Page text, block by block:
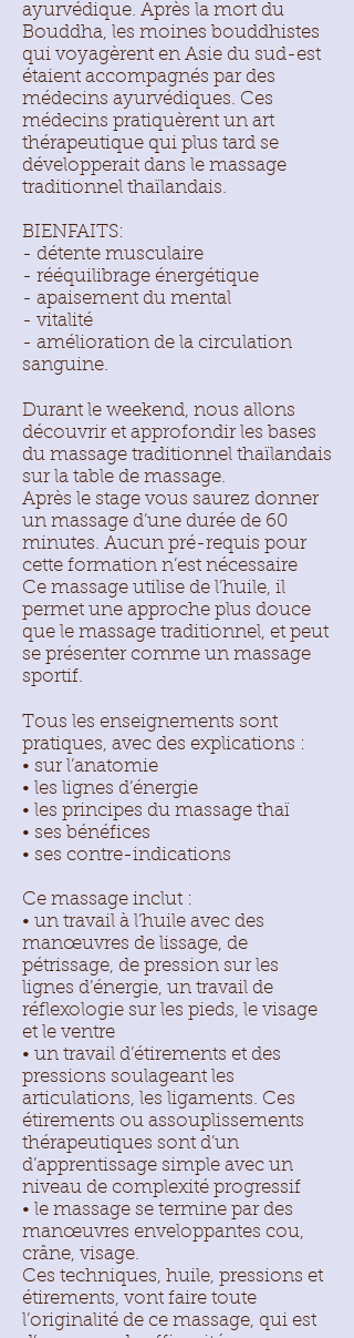
ayurvédique. Après la mort du
Bouddha, les moines bouddhistes
qui voyagèrent en Asie du sud-est
étaient accompagnés par des
médecins ayurvédiques. Ces
médecins pratiquèrent un art
thérapeutique qui plus tard se
développerait dans le massage
traditionnel thaïlandais.
BIENFAITS:
- détente musculaire
- rééquilibrage énergétique
- apaisement du mental
- vitalité
- amélioration de la circulation
sanguine.
Durant le weekend, nous allons
découvrir et approfondir les bases
du massage traditionnel thaïlandais
sur la table de massage.
Après le stage vous saurez donner
un massage d’une durée de 60
minutes. Aucun pré-requis pour
cette formation n’est nécessaire
Ce massage utilise de l’huile, il
permet une approche plus douce
que le massage traditionnel, et peut
se présenter comme un massage
sportif.
Tous les enseignements sont
pratiques, avec des explications :
• sur l’anatomie
• les lignes d’énergie
• les principes du massage thaï
• ses bénéfices
• ses contre-indications
Ce massage inclut :
• un travail à l’huile avec des
manœuvres de lissage, de
pétrissage, de pression sur les
lignes d’énergie, un travail de
réflexologie sur les pieds, le visage
et le ventre
• un travail d’étirements et des
pressions soulageant les
articulations, les ligaments. Ces
étirements ou assouplissements
thérapeutiques sont d’un
d’apprentissage simple avec un
niveau de complexité progressif
• le massage se termine par des
manœuvres enveloppantes cou,
crâne, visage.
Ces techniques, huile, pressions et
étirements, vont faire toute
l’originalité de ce massage, qui est